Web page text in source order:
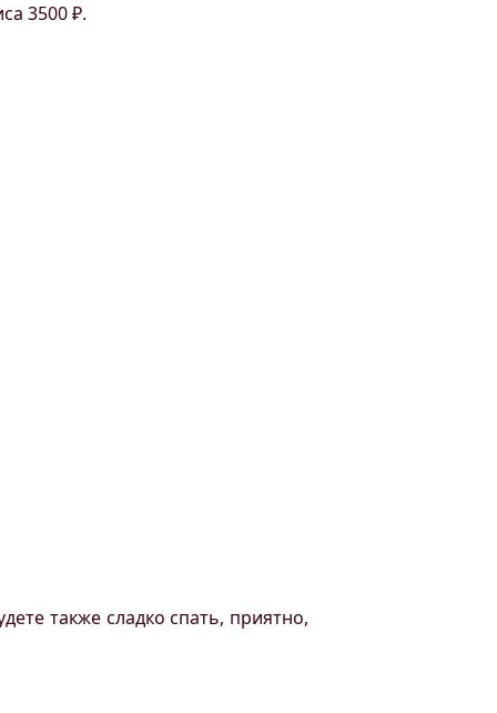
3500 ₽.
также сладко спать, приятно,